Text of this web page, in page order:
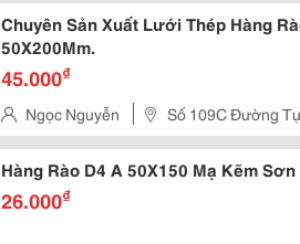
Chuyên Sản Xuất Lưới Thép Hàng
50X200Mm.
45.000₫
Ngọc Nguyễn Số 109C Đường
Hàng Rào D4 A 50X150 Mạ Kẽm
26.000₫